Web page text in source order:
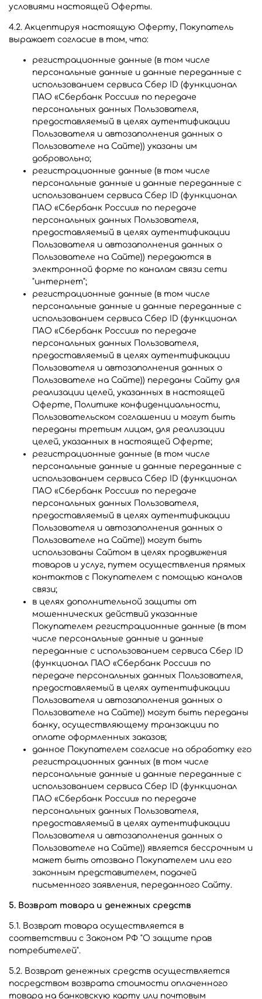
условиями настоящей Оферты.
4.2. Акцептируя настоящую Оферту, Покупатель
выражает согласие в том, что:
регистрационные данные (в том числе
персональные данные и данные переданные с
использованием сервиса Сбер ID (функционал
ПАО «Сбербанк России» по передаче
персональных данных Пользователя,
предоставляемый в целях аутентификации
Пользователя и автозаполнения данных о
Пользователе на Сайте)) указаны им
добровольно;
регистрационные данные (в том числе
персональные данные и данные переданные с
использованием сервиса Сбер ID (функционал
ПАО «Сбербанк России» по передаче
персональных данных Пользователя,
предоставляемый в целях аутентификации
Пользователя и автозаполнения данных о
Пользователе на Сайте)) передаются в
электронной форме по каналам связи сети
"интернет";
регистрационные данные (в том числе
персональные данные и данные переданные с
использованием сервиса Сбер ID (функционал
ПАО «Сбербанк России» по передаче
персональных данных Пользователя,
предоставляемый в целях аутентификации
Пользователя и автозаполнения данных о
Пользователе на Сайте)) переданы Сайту для
реализации целей, указанных в настоящей
Оферте, Политике конфиденциальности,
Пользовательском соглашении и могут быть
переданы третьим лицам, для реализации
целей, указанных в настоящей Оферте;
регистрационные данные (в том числе
персональные данные и данные переданные с
использованием сервиса Сбер ID (функционал
ПАО «Сбербанк России» по передаче
персональных данных Пользователя,
предоставляемый в целях аутентификации
Пользователя и автозаполнения данных о
Пользователе на Сайте)) могут быть
использованы Сайтом в целях продвижения
товаров и услуг, путем осуществления прямых
контактов с Покупателем с помощью каналов
связи;
в целях дополнительной защиты от
мошеннических действий указанные
Покупателем регистрационные данные (в том
числе персональные данные и данные
переданные с использованием сервиса Сбер ID
(функционал ПАО «Сбербанк России» по
передаче персональных данных Пользователя,
предоставляемый в целях аутентификации
Пользователя и автозаполнения данных о
Пользователе на Сайте)) могут быть переданы
банку, осуществляющему транзакции по
оплате оформленных заказов;
данное Покупателем согласие на обработку его
регистрационных данных (в том числе
персональные данные и данные переданные с
использованием сервиса Сбер ID (функционал
ПАО «Сбербанк России» по передаче
персональных данных Пользователя,
предоставляемый в целях аутентификации
Пользователя и автозаполнения данных о
Пользователе на Сайте)) является бессрочным и
может быть отозвано Покупателем или его
законным представителем, подачей
письменного заявления, переданного Сайту.
5. Возврат товара и денежных средств
5.1. Возврат товара осуществляется в
соответствии с Законом РФ "О защите прав
потребителей".
5.2. Возврат денежных средств осуществляется
посредством возврата стоимости оплаченного
товара на банковскую карту или почтовым